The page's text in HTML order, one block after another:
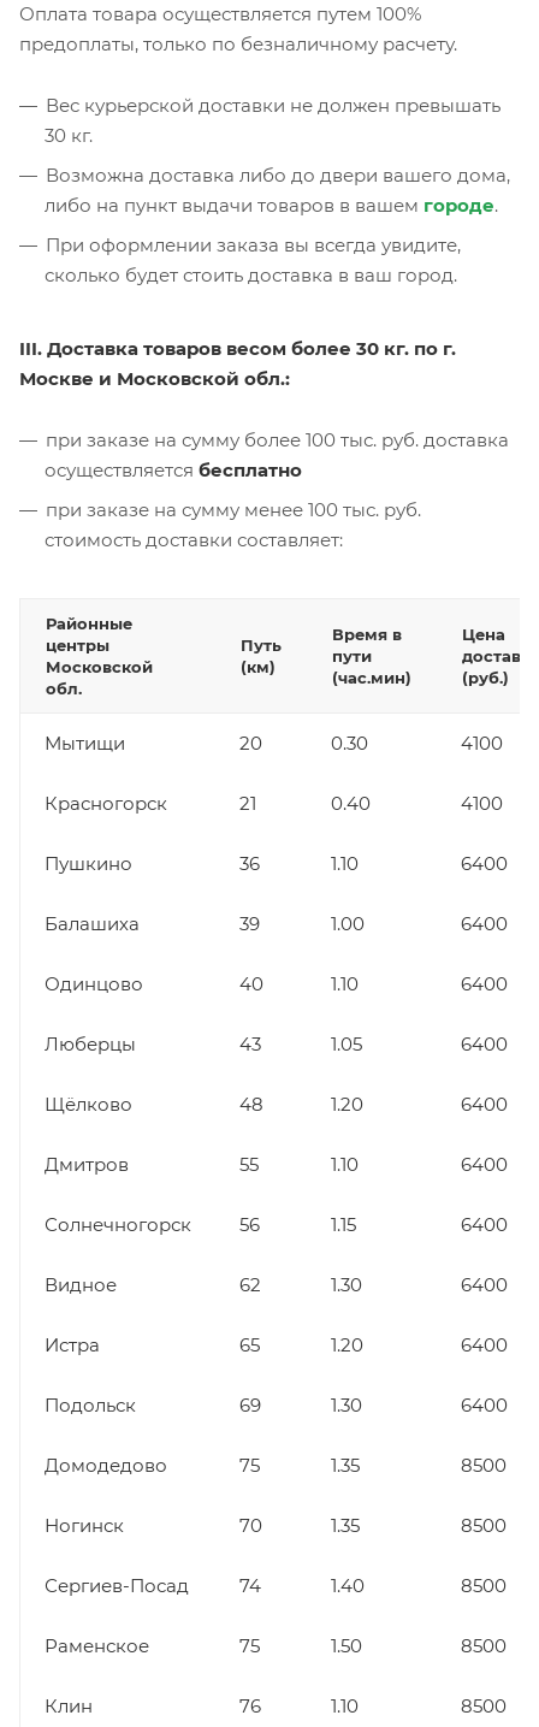
Оплата товара осуществляется путем 100%
предоплаты, только по безналичному расчету.
Вес курьерской доставки не должен превышать
30 кг.
Возможна доставка либо до двери вашего дома,
либо на пункт выдачи товаров в вашем городе.
При оформлении заказа вы всегда увидите,
сколько будет стоить доставка в ваш город.
III. Доставка товаров весом более 30 кг. по г.
Москве и Московской обл.:
при заказе на сумму более 100 тыс. руб. доставка
осуществляется бесплатно
при заказе на сумму менее 100 тыс. руб.
стоимость доставки составляет:
Районные
центры
Московской
обл.
Путь
(км)
Время в
пути
(час.мин)
Цена
(руб.)
Мытищи 20 0.30 4100
Красногорск 21 0.40 4100
Пушкино 36 1.10 6400
Балашиха 39 1.00 6400
Одинцово 40 1.10 6400
Люберцы 43 1.05 6400
Щёлково 48 1.20 6400
Дмитров 55 1.10 6400
Солнечногорск 56 1.15 6400
Видное 62 1.30 6400
Истра 65 1.20 6400
Подольск 69 1.30 6400
Домодедово 75 1.35 8500
Ногинск 70 1.35 8500
Сергиев-Посад 74 1.40 8500
Раменское 75 1.50 8500
Клин 76 1.10 8500